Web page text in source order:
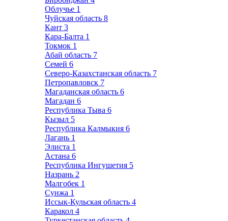
Облучье 1
Чуйская область 8
Кант 3
Кара-Балта 1
Токмок 1
Абай область 7
Семей 6
Северо-Казахстанская область 7
Петропавловск 7
Магаданская область 6
Магадан 6
Республика Тыва 6
Кызыл 5
Республика Калмыкия 6
Лагань 1
Элиста 1
Астана 6
Республика Ингушетия 5
Назрань 2
Малгобек 1
Сунжа 1
Иссык-Кульская область 4
Каракол 4